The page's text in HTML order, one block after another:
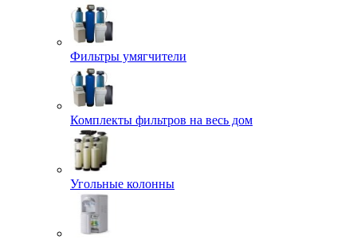
Фильтры умягчители
Комплекты фильтров на весь дом
Угольные колонны